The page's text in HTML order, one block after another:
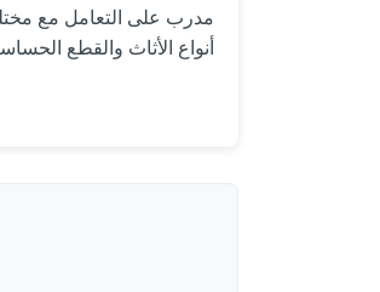
مدرب على التعامل مع
أنواع الأثاث والقطع